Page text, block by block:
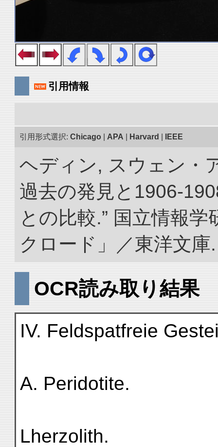
引用情報
引用形式選択: Chicago APA Harvard IEEE
ヘディン, スウェン・
過去の発見と1906-
との比較.” 国立情報
クロード」／東洋文
OCR読み取り結果
IV. Feldspatfreie
A. Peridotite.
Lherzolith.